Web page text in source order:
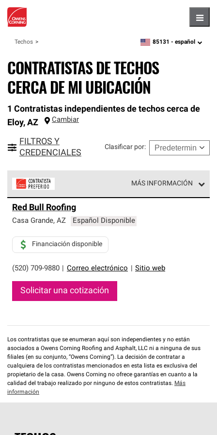
Techos zipcode, language
85131 - español
CONTRATISTAS DE TECHOS
CERCA DE MI UBICACIÓN
1 Contratistas independientes de techos cerca de
Eloy, AZ Cambiar
FILTROS Y
CREDENCIALES
Clasificar por:
MÁS INFORMACIÓN
parte de una red exclusiva de profesionales de techos
que cumplen con altos estándares y requisitos estrictos
Red Bull Roofing
Casa Grande, AZ Español Disponible
(520) 709-9880 Correo electrónico Sitio web
Financiación disponible
Solicitar una cotización
Los contratistas que se enumeran aquí son independientes y no están
asociados a Owens Corning Roofing and Asphalt, LLC ni a ninguna de sus
filiales (en su conjunto, “Owens Corning”). La decisión de contratar a
cualquiera de los contratistas mencionados en esta lista es exclusiva del
propietario de la casa. Owens Corning no ofrece garantías en cuanto a la
calidad del trabajo realizado por ninguno de estos contratistas. Más
información